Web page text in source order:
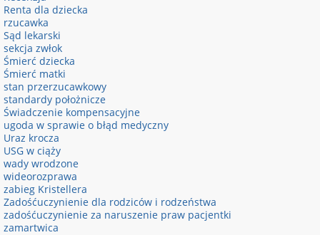
Renta dla dziecka
rzucawka
Sąd lekarski
sekcja zwłok
Śmierć dziecka
Śmierć matki
stan przerzucawkowy
standardy położnicze
Świadczenie kompensacyjne
ugoda w sprawie o błąd medyczny
Uraz krocza
USG w ciąży
wady wrodzone
wideorozprawa
zabieg Kristellera
Zadośćuczynienie dla rodziców i rodzeństwa
zadośćuczynienie za naruszenie praw pacjentki
zamartwica